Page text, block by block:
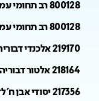
800128 רב תחומי עמל דבוריה (ז'-ט')
800128 רב תחומי עמל דבוריה (י'-י"א)
219170 אלכנדי דבוריה (ד'-ו')
218164 אלטור דבוריה (ד')
217356 יסודי אבן ח'לדון (ד')